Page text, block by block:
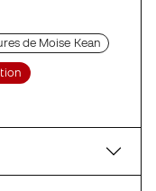
de Moise Kean